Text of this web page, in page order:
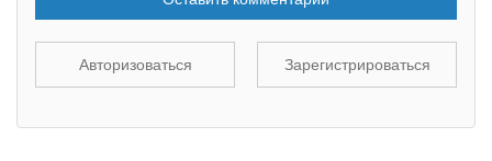
Авторизоваться Зарегистрироваться